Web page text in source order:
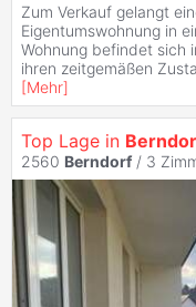
Zum Verkauf gelangt
Eigentumswohnung in
Wohnung befindet sich
ihren zeitgemäßen
[Mehr]
Top Lage in
2560 Berndorf / 3